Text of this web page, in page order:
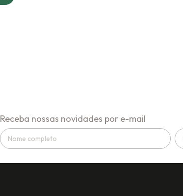
Receba nossas novidades por e-mail